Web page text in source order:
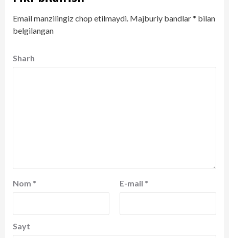
Email manzilingiz chop etilmaydi. Majburiy bandlar* bilan
belgilangan
Sharh
Nom * E-mail *
Sayt